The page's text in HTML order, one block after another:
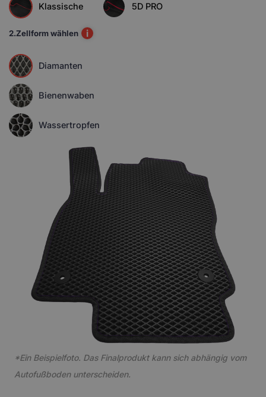
Klassische 5D PRO
2.Zellform wählen i
Diamanten
Bienenwaben
Wassertropfen
*Ein Beispielfoto. Das Finalprodukt kann sich abhängig vom
Autofußboden unterscheiden.